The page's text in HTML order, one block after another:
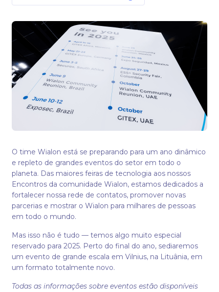
Emirados Árabes Unidos
GITEX GLOBAL – 13 a 17 de outubro, Dubai, Emirados
Árabes Unidos
O time Wialon está se preparando para um ano dinâmico
e repleto de grandes eventos do setor em todo o
planeta. Das maiores feiras de tecnologia aos nossos
Encontros da comunidade Wialon, estamos dedicados a
fortalecer nossa rede de contatos, promover novas
parcerias e mostrar o Wialon para milhares de pessoas
em todo o mundo.
Mas isso não é tudo — temos algo muito especial
reservado para 2025. Perto do final do ano, sediaremos
um evento de grande escala em Vilnius, na Lituânia, em
um formato totalmente novo.
Todas as informações sobre eventos estão disponíveis